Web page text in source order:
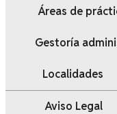
Áreas de
Gestoría
Localidades
Aviso Legal